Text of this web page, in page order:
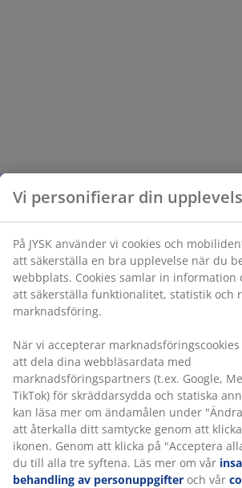
Vi personifierar din
På JYSK använder vi cookies och
att säkerställa en bra upplevelse när du
webbplats. Cookies samlar in information
att säkerställa funktionalitet, statistik och
marknadsföring.
När vi accepterar
att dela dina webbläsardata med
marknadsföringspartners (t.ex. Google,
TikTok) för skräddarsydda och statiska
kan läsa mer om ändamålen under
att återkalla ditt samtycke genom att
ikonen. Genom att klicka på "Acceptera
du till alla tre syftena. Läs mer om vår
behandling av personuppgifter och vår